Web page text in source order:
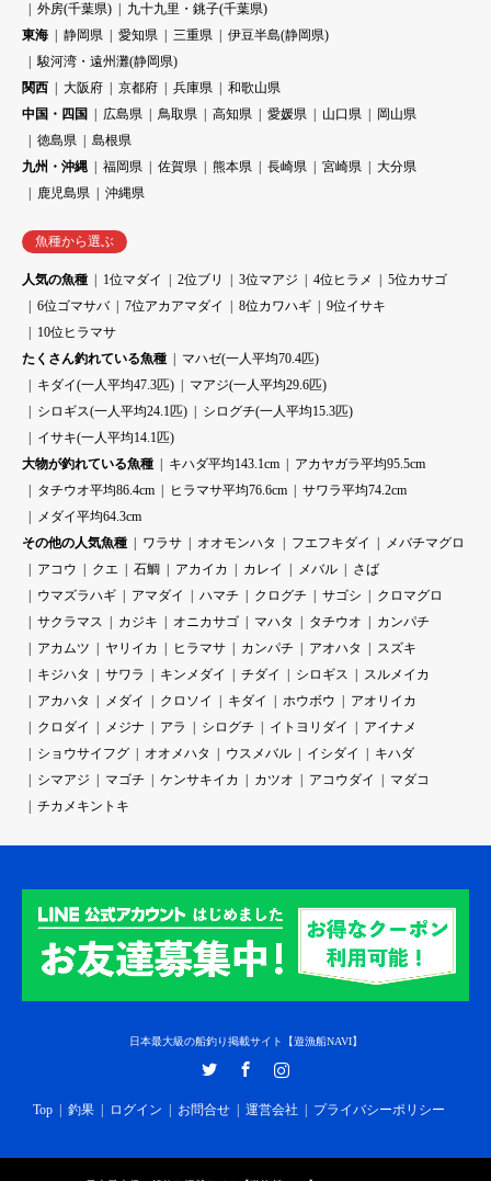
外房(千葉県)
九十九里・銚子(千葉県)
東海
静岡県 愛知県 三重県
伊豆半島(静岡県)
駿河湾・遠州灘(静岡県)
関西
大阪府 京都府 兵庫県
和歌山県
中国・四国
広島県 鳥取県 高知県 愛媛県 山口県
岡山県
徳島県
島根県
九州・沖縄
福岡県 佐賀県 熊本県 長崎県 宮崎県
大分県
鹿児島県
沖縄県
魚種から選ぶ
人気の魚種 1位マダイ 2位ブリ 3位マアジ 4位ヒラメ
5位カサゴ
6位ゴマサバ
7位アカアマダイ 8位カワハギ
9位イサキ
10位ヒラマサ
たくさん釣れている魚種
マハゼ(一人平均70.4匹)
キダイ(一人平均47.3匹)
マアジ(一人平均29.6匹)
シロギス(一人平均24.1匹)
シログチ(一人平均15.3匹)
イサキ(一人平均14.1匹)
大物が釣れている魚種
キハダ平均143.1cm
アカヤガラ平均95.5cm
タチウオ平均86.4cm
ヒラマサ平均76.6cm
サワラ平均74.2cm
メダイ平均64.3cm
その他の人気魚種
ワラサ オオモンハタ フエフキダイ
メバチマグロ
アコウ
クエ 石鯛 アカイカ カレイ メバル
さば
ウマズラハギ
アマダイ ハマチ クログチ サゴシ
クロマグロ
サクラマス
カジキ オニカサゴ マハタ タチウオ
カンパチ
アカムツ
ヤリイカ ヒラマサ カンパチ アオハタ
スズキ
キジハタ
サワラ キンメダイ チダイ シロギス
スルメイカ
アカハタ
メダイ クロソイ キダイ ホウボウ
アオリイカ
クロダイ
メジナ アラ シログチ イトヨリダイ
アイナメ
ショウサイフグ
オオメハタ ウスメバル イシダイ
キハダ
シマアジ
マゴチ ケンサキイカ カツオ アコウダイ
マダコ
チカメキントキ
日本最大級の船釣り掲載サイト【遊漁船NAVI】
Top 釣果 ログイン お問合せ 運営会社 プライバシーポリシー